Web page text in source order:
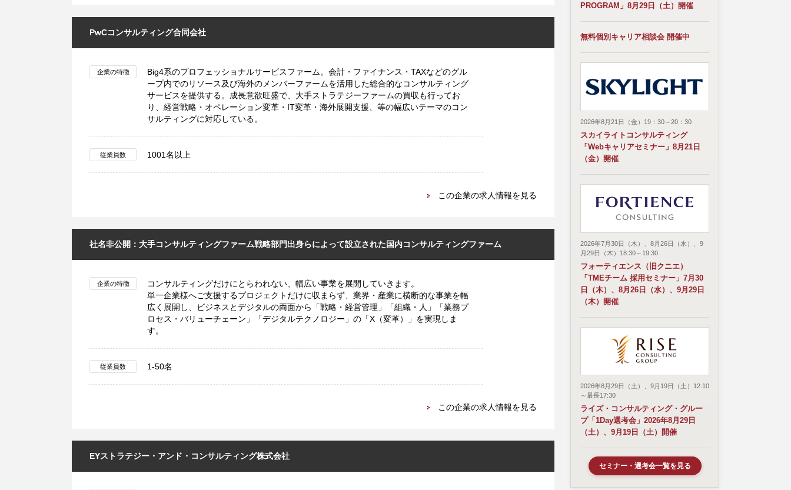
PwCコンサルティング合同会社
企業の特徴
Big4系のプロフェッショナルサービスファーム。会計・ファイナンス・TAXなどのグル
ープ内でのリソース及び海外のメンバーファームを活用した総合的なコンサルティング
サービスを提供する。成長意欲旺盛で、大手ストラテジーファームの買収も行ってお
り、経営戦略・オペレーション変革・IT変革・海外展開支援、等の幅広いテーマのコン
サルティングに対応している。
従業員数 1001名以上
この企業の求人情報を見る
社名非公開：大手コンサルティングファーム戦略部門出身らによって設立された国内コンサルティングファーム
企業の特徴
コンサルティングだけにとらわれない、幅広い事業を展開していきます。
単一企業様へご支援するプロジェクトだけに収まらず、業界・産業に横断的な事業を幅
広く展開し、ビジネスとデジタルの両面から「戦略・経営管理」「組織・人」「業務プ
ロセス・バリューチェーン」「デジタルテクノロジー」の「X（変革）」を実現しま
す。
従業員数 1-50名
この企業の求人情報を見る
EYストラテジー・アンド・コンサルティング株式会社
PROGRAM」8月29日（土）開催
無料個別キャリア相談会 開催中
2026年8月21日（金）19：30～20：30
スカイライトコンサルティング
「Webキャリアセミナー」8月21日
（金）開催
2026年7月30日（木）、8月26日（水）、9
月29日（木）18:30～19:30
フォーティエンス（旧クニエ）
「TMEチーム 採用セミナー」7月30
日（木）、8月26日（水）、9月29日
（木）開催
2026年8月29日（土）、9月19日（土）12:10
～最長17:30
ライズ・コンサルティング・グルー
プ「1Day選考会」2026年8月29日
（土）、9月19日（土）開催
セミナー・選考会一覧を見る